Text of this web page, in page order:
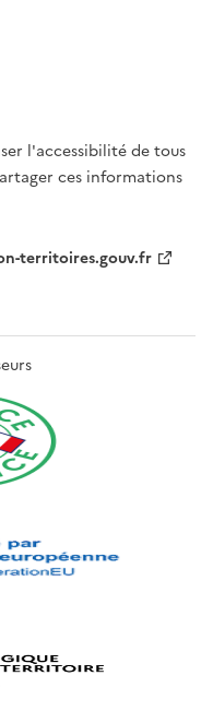
l'accessibilité de tous
ces informations
territoires.gouv.fr